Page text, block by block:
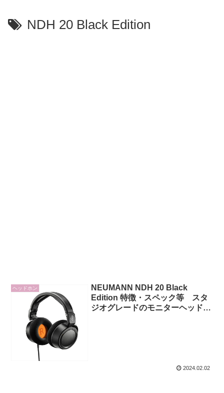
NDH 20 Black Edition
ヘッドホン
NEUMANN NDH 20 Black
Edition 特徴・スペック等 スタ
ジオグレードのモニターヘッドホ
2024.02.02